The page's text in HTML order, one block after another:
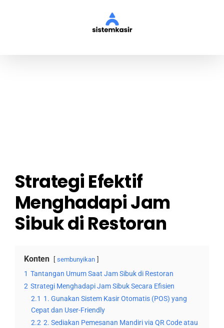
Strategi Efektif
Menghadapi Jam
Sibuk di Restoran
Konten sembunyikan
1 Tantangan Umum Saat Jam Sibuk di Restoran
2 Strategi Menghadapi Jam Sibuk Secara Efisien
2.1 1. Gunakan Sistem Kasir Otomatis (POS) yang
Cepat dan User-Friendly
2.2 2. Sediakan Pemesanan Mandiri via QR Code atau